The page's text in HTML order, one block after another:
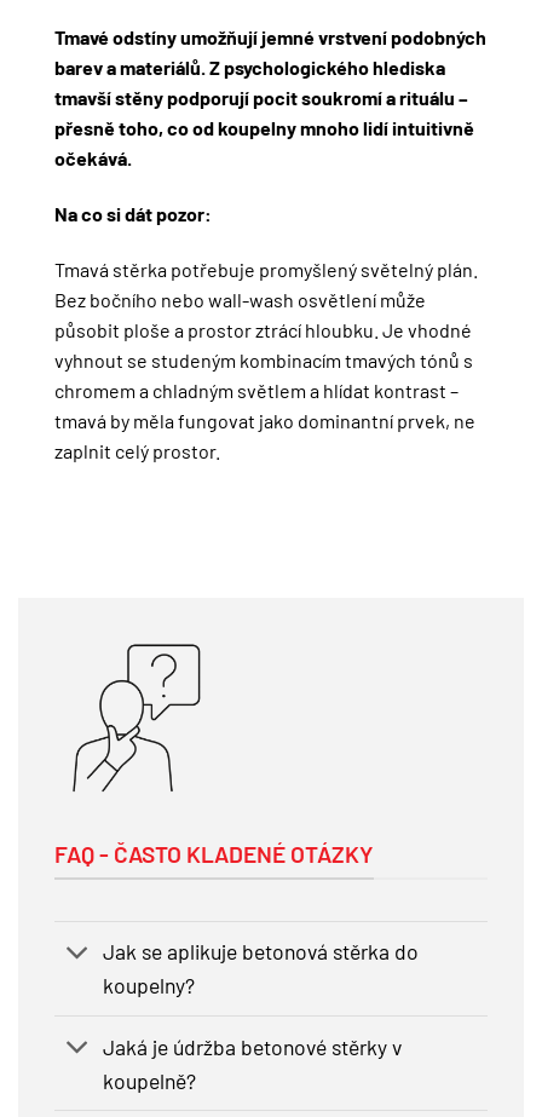
Tmavé odstíny umožňují jemné vrstvení podobných
barev a materiálů. Z psychologického hlediska
tmavší stěny podporují pocit soukromí a rituálu –
přesně toho, co od koupelny mnoho lidí intuitivně
očekává.
Na co si dát pozor:
Tmavá stěrka potřebuje promyšlený světelný plán.
Bez bočního nebo wall-wash osvětlení může
působit ploše a prostor ztrácí hloubku. Je vhodné
vyhnout se studeným kombinacím tmavých tónů s
chromem a chladným světlem a hlídat kontrast –
tmavá by měla fungovat jako dominantní prvek, ne
zaplnit celý prostor.
FAQ - ČASTO KLADENÉ OTÁZKY
Jak se aplikuje betonová stěrka do
koupelny?
Jaká je údržba betonové stěrky v
koupelně?